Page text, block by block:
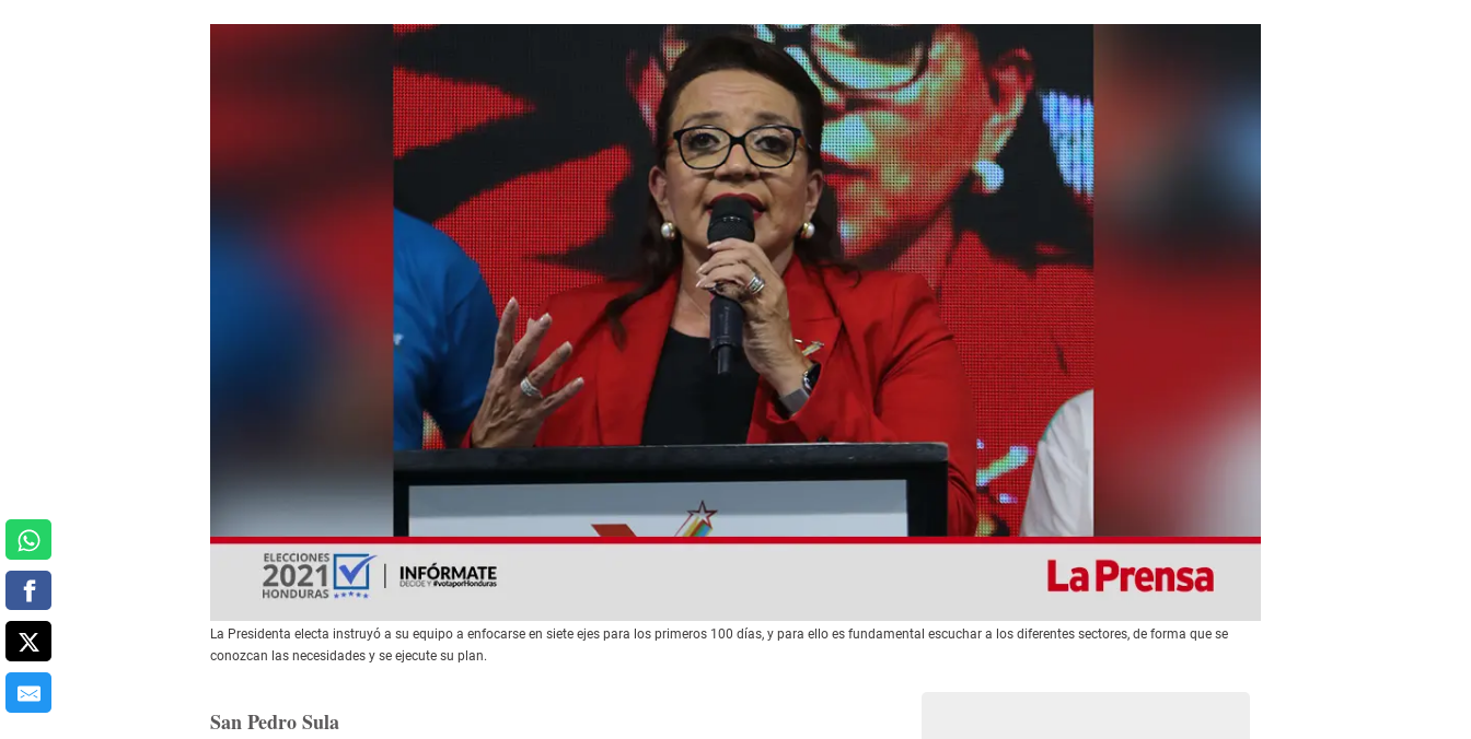
La Presidenta electa instruyó a su equipo a enfocarse en siete ejes para los primeros 100 días, y para ello es fundamental escuchar a los diferentes sectores, de forma que se
conozcan las necesidades y se ejecute su plan.
San Pedro Sula